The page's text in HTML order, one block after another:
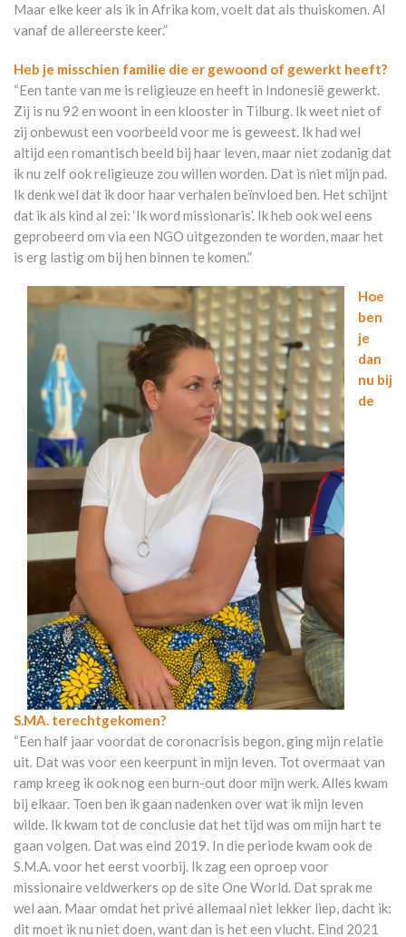
Maar elke keer als ik in Afrika kom, voelt dat als thuiskomen. Al
vanaf de allereerste keer.”
Heb je misschien familie die er gewoond of gewerkt heeft?
“Een tante van me is religieuze en heeft in Indonesië gewerkt.
Zij is nu 92 en woont in een klooster in Tilburg. Ik weet niet of
zij onbewust een voorbeeld voor me is geweest. Ik had wel
altijd een romantisch beeld bij haar leven, maar niet zodanig dat
ik nu zelf ook religieuze zou willen worden. Dat is niet mijn pad.
Ik denk wel dat ik door haar verhalen beïnvloed ben. Het schijnt
dat ik als kind al zei: ‘Ik word missionaris’. Ik heb ook wel eens
geprobeerd om via een NGO uitgezonden te worden, maar het
is erg lastig om bij hen binnen te komen.”
Hoe
ben
je
dan
nu bij
de
S.MA. terechtgekomen?
“Een half jaar voordat de coronacrisis begon, ging mijn relatie
uit. Dat was voor een keerpunt in mijn leven. Tot overmaat van
ramp kreeg ik ook nog een burn-out door mijn werk. Alles kwam
bij elkaar. Toen ben ik gaan nadenken over wat ik mijn leven
wilde. Ik kwam tot de conclusie dat het tijd was om mijn hart te
gaan volgen. Dat was eind 2019. In die periode kwam ook de
S.M.A. voor het eerst voorbij. Ik zag een oproep voor
missionaire veldwerkers op de site One World. Dat sprak me
wel aan. Maar omdat het privé allemaal niet lekker liep, dacht ik:
dit moet ik nu niet doen, want dan is het een vlucht. Eind 2021